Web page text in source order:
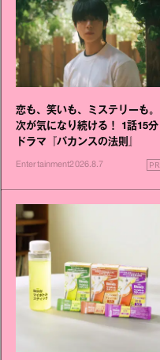
恋も、笑いも、ミステリーも。
次が気になり続ける！ 1話15分
ドラマ『バカンスの法則』
Entertainment2026.8.7 PR